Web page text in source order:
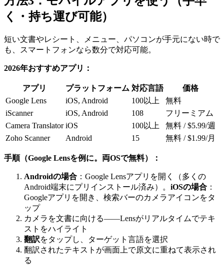
く・持ち運び可能）
短い文書やレシート、メニュー、パソコンが手元にない時で
も、スマートフォンなら数分で対応可能。
2026年おすすめアプリ：
アプリ プラットフォーム 対応言語
価格
Google Lens
iOS, Android 100以上
無料
iScanner
iOS, Android 108
フリーミアム
Camera Translator iOS 100以上
無料 / $5.99/週
Zoho Scanner
Android 15 無料 / $1.99/月
手順（Google Lensを例に。両OSで無料）：
Androidの場合 ：Google Lensアプリを開く（多くの
Android端末にプリインストール済み）。 iOSの場合 ：
Googleアプリを開き、検索バーのカメラアイコンをタ
ップ
カメラを文書に向ける——Lensがリアルタイムでテキ
ストをハイライト
翻訳をタップし、ターゲット言語を選択
翻訳されたテキストが画面上で原文に重ねて表示され
る